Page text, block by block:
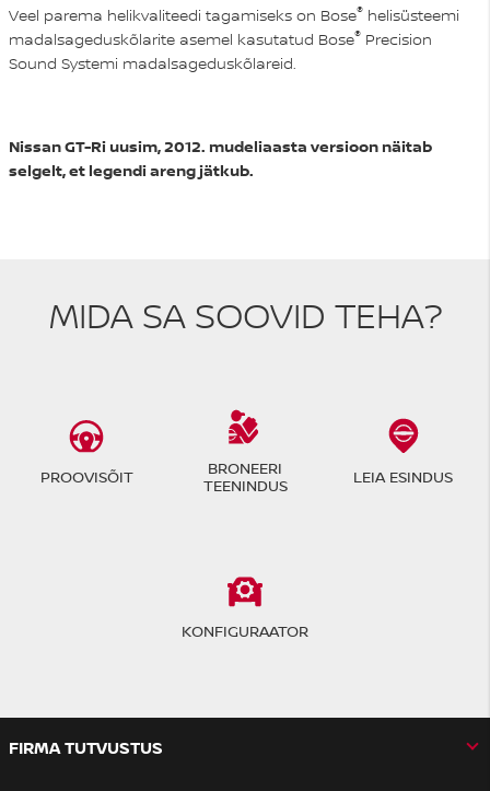
Veel parema helikvaliteedi tagamiseks on Bose®helisüsteemi
madalsageduskõlarite asemel kasutatud Bose®Precision
Sound Systemi madalsageduskõlareid.
Nissan GT-Ri uusim, 2012. mudeliaasta versioon näitab
selgelt, et legendi areng jätkub.
MIDA SA SOOVID TEHA?
PROOVISÕIT
BRONEERI
TEENINDUS
LEIA ESINDUS
KONFIGURAATOR
FIRMA TUTVUSTUS